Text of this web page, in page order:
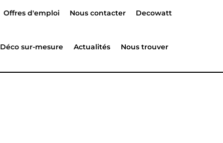
Offres d'emploi Nous contacter Decowatt
Déco sur-mesure Actualités Nous trouver